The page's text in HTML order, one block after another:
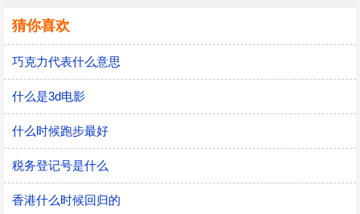
猜你喜欢
巧克力代表什么意思
什么是3d电影
什么时候跑步最好
税务登记号是什么
香港什么时候回归的